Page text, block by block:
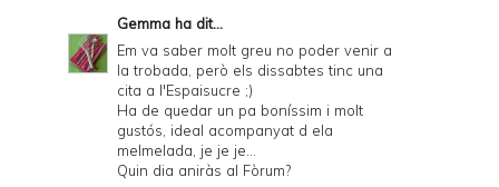
Gemma ha dit...
Em va saber molt greu no poder venir a
la trobada, però els dissabtes tinc una
cita a l'Espaisucre ;)
Ha de quedar un pa boníssim i molt
gustós, ideal acompanyat d ela
melmelada, je je je...
Quin dia aniràs al Fòrum?